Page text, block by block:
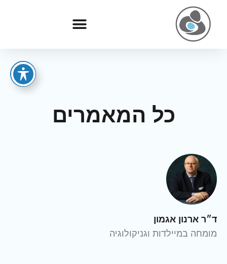
כל המאמרים
ד״ר ארנון אגמון
מומחה במיילדות וגניקולוגיה